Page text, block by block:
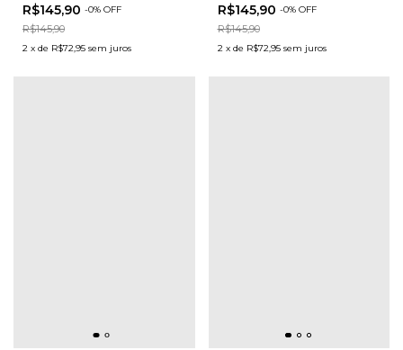
R$145,90 -0% OFF
R$145,90
2 x de R$72,95 sem juros
R$145,90 -0% OFF
R$145,90
2 x de R$72,95 sem juros